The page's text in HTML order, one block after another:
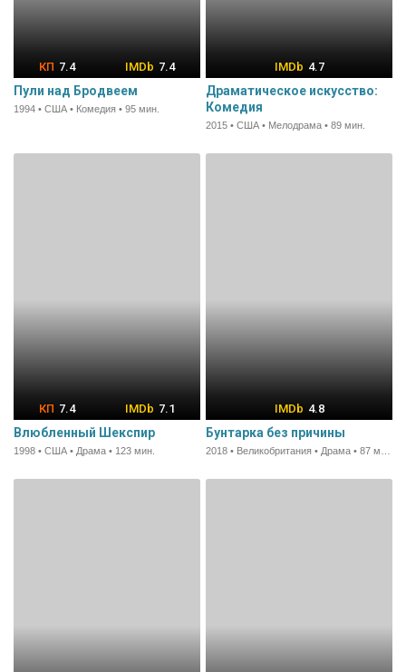
7.4 7.4
Пули над Бродвеем
1994 • США • Комедия • 95 мин.
4.7
Драматическое искусство:
Комедия
2015 • США • Мелодрама • 89 мин.
7.4 7.1
Влюбленный Шекспир
1998 • США • Драма • 123 мин.
4.8
Бунтарка без причины